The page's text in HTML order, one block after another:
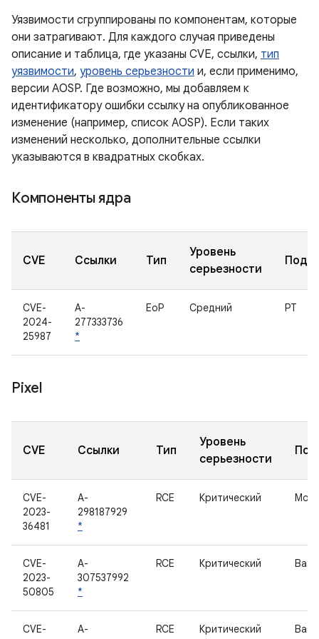
Уязвимости сгруппированы по компонентам, которые
они затрагивают. Для каждого случая приведены
описание и таблица, где указаны CVE, ссылки, тип
уязвимости, уровень серьезности и, если применимо,
версии AOSP. Где возможно, мы добавляем к
идентификатору ошибки ссылку на опубликованное
изменение (например, список AOSP). Если таких
изменений несколько, дополнительные ссылки
указываются в квадратных скобках.
Компоненты ядра
CVE Ссылки Тип
Уровень
серьезности
CVE-
2024-
25987
A-
277333736
*
EoP Средний PT
Pixel
CVE Ссылки Тип
Уровень
серьезности
CVE-
2023-
36481
A-
298187929
*
RCE Критический
CVE-
2023-
50805
A-
307537992
*
RCE Критический
CVE-
A-
RCE Критический